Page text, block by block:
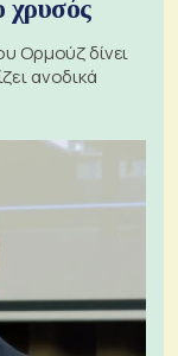
χρυσός
Ορμούζ δίνει
ανοδικά